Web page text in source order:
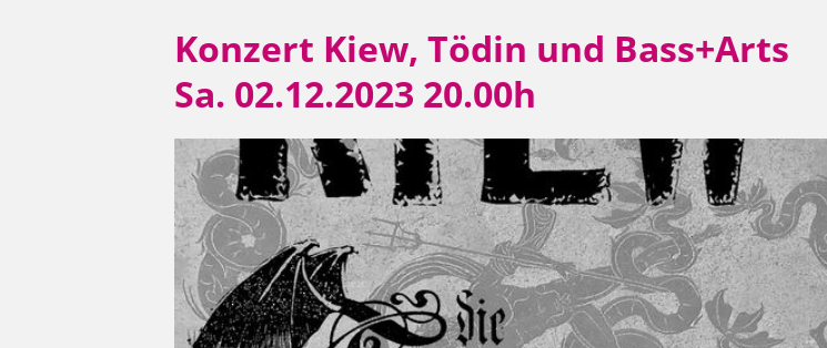
Konzert Kiew, Tödin und Bass+Arts
Sa. 02.12.2023 20.00h